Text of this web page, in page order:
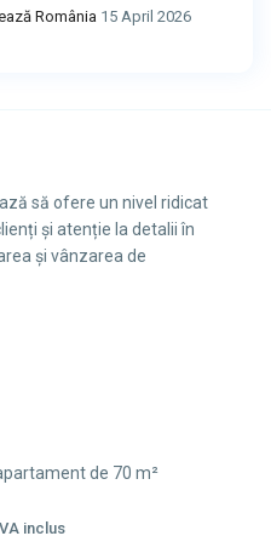
România 15 April 2026
să ofere un nivel ridicat
și atenție la detalii în
și vânzarea de
de 70 m²
inclus